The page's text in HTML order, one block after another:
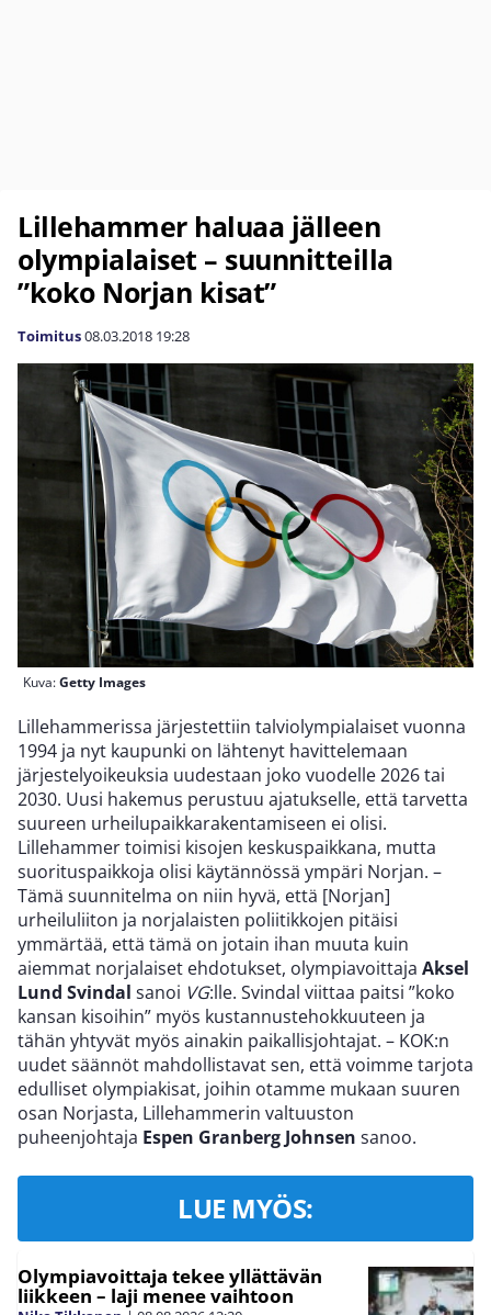
Lillehammer haluaa jälleen
olympialaiset – suunnitteilla
”koko Norjan kisat”
Toimitus08.03.2018 19:28
Kuva:Getty Images
Lillehammerissa järjestettiin talviolympialaiset vuonna
1994 ja nyt kaupunki on lähtenyt havittelemaan
järjestelyoikeuksia uudestaan joko vuodelle 2026 tai
2030. Uusi hakemus perustuu ajatukselle, että tarvetta
suureen urheilupaikkarakentamiseen ei olisi.
Lillehammer toimisi kisojen keskuspaikkana, mutta
suorituspaikkoja olisi käytännössä ympäri Norjan. –
Tämä suunnitelma on niin hyvä, että [Norjan]
urheiluliiton ja norjalaisten poliitikkojen pitäisi
ymmärtää, että tämä on jotain ihan muuta kuin
aiemmat norjalaiset ehdotukset, olympiavoittaja Aksel
Lund Svindal sanoi VG:lle. Svindal viittaa paitsi ”koko
kansan kisoihin” myös kustannustehokkuuteen ja
tähän yhtyvät myös ainakin paikallisjohtajat. – KOK:n
uudet säännöt mahdollistavat sen, että voimme tarjota
edulliset olympiakisat, joihin otamme mukaan suuren
osan Norjasta, Lillehammerin valtuuston
puheenjohtaja Espen Granberg Johnsen sanoo.
LUE MYÖS:
Olympiavoittaja tekee yllättävän
liikkeen – laji menee vaihtoon